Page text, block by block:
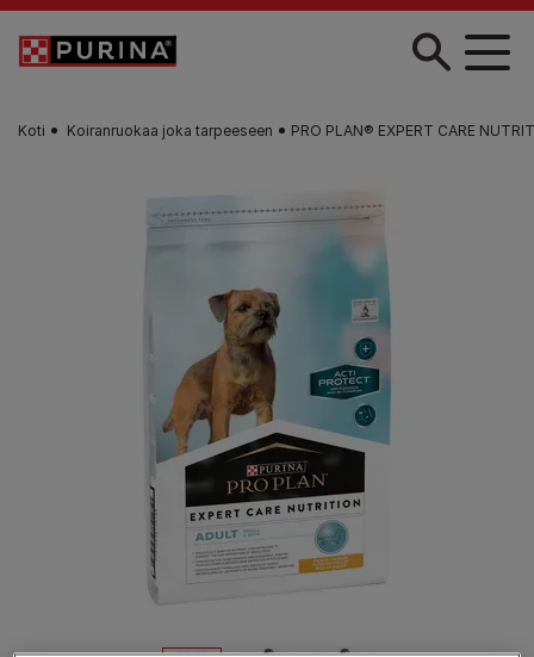
Skip to main content
Koti Koiranruokaa joka tarpeeseen PRO PLAN® EXPERT CARE